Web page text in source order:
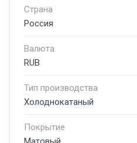
Страна
Россия
Валюта
RUB
Тип производства
Холоднокатаный
Покрытие